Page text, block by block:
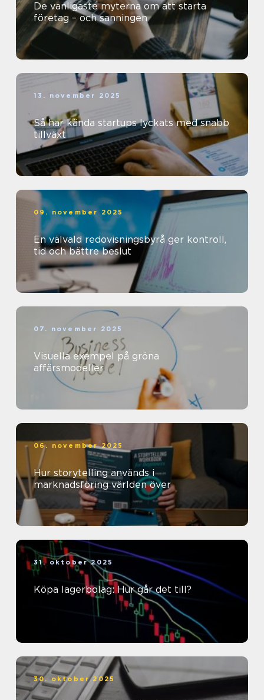
De vanligaste myterna om att starta
företag – och sanningen
13. november 2025
Så har kända startups lyckats med snabb
tillväxt
09. november 2025
En välvald redovisningsbyrå ger kontroll,
tid och bättre beslut
07. november 2025
Visuella exempel på gröna
affärsmodeller
06. november 2025
Hur storytelling används i
marknadsföring världen över
31. oktober 2025
Köpa lagerbolag: Hur går det till?
30. oktober 2025